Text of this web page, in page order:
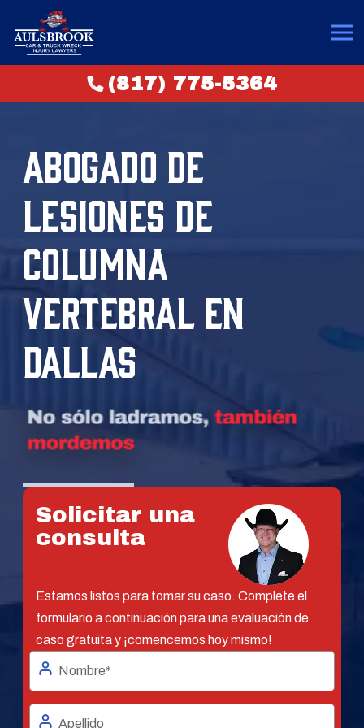
(817) 775-5364
ABOGADO DE
LESIONES DE
COLUMNA
VERTEBRAL EN
DALLAS
Solicitar una
consulta
Estamos listos para tomar su caso. Complete el
formulario a continuación para una evaluación de
caso gratuita y ¡comencemos hoy mismo!